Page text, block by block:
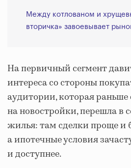
Между котлованом и
вторичка» завоевывает
На первичный сегмент
интереса со стороны
аудитории, которая раньше
на новостройки, перешла в
жилья: там сделки проще и
а ипотечные условия
и доступнее.